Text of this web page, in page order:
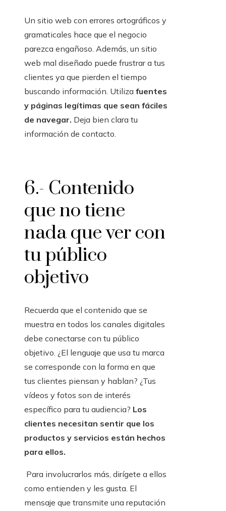
Un sitio web con errores ortográficos y
gramaticales hace que el negocio
parezca engañoso. Además, un sitio
web mal diseñado puede frustrar a tus
clientes ya que pierden el tiempo
buscando información. Utiliza fuentes
y páginas legítimas que sean fáciles
de navegar. Deja bien clara tu
información de contacto.
6.- Contenido
que no tiene
nada que ver con
tu público
objetivo
Recuerda que el contenido que se
muestra en todos los canales digitales
debe conectarse con tu público
objetivo. ¿El lenguaje que usa tu marca
se corresponde con la forma en que
tus clientes piensan y hablan? ¿Tus
vídeos y fotos son de interés
específico para tu audiencia? Los
clientes necesitan sentir que los
productos y servicios están hechos
para ellos.
Para involucrarlos más, dirígete a ellos
como entienden y les gusta. El
mensaje que transmite una reputación